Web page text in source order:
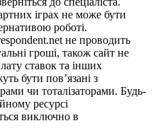
іграх не може бути
роботі.
не проводить
гроші, також сайт не
ставок та інших
бути пов’язані з
чи тоталізаторами. Будь-
ресурсі
виключно в